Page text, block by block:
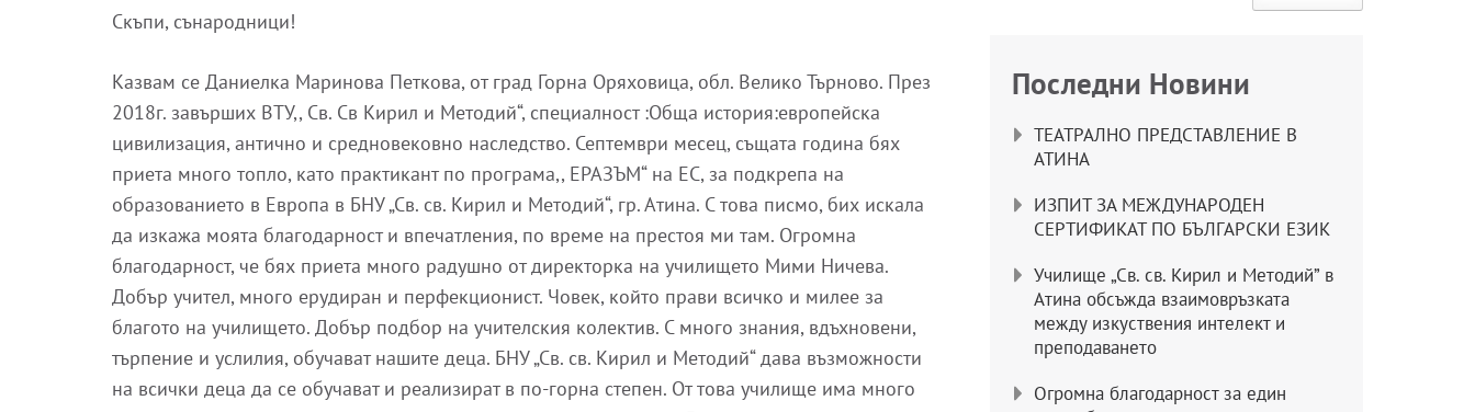
Скъпи, сънародници!
Казвам се Даниелка Маринова Петкова, от град Горна Оряховица, обл. Велико Търново. През
2018г. завърших ВТУ,, Св. Св Кирил и Методий“, специалност :Обща история:европейска
цивилизация, антично и средновековно наследство. Септември месец, същата година бях
приета много топло, като практикант по програма,, ЕРАЗЪМ“ на ЕС, за подкрепа на
образованието в Европа в БНУ „Св. св. Кирил и Методий“, гр. Атина. С това писмо, бих искала
да изкажа моята благодарност и впечатления, по време на престоя ми там. Огромна
благодарност, че бях приета много радушно от директорка на училището Мими Ничева.
Добър учител, много ерудиран и перфекционист. Човек, който прави всичко и милее за
благото на училището. Добър подбор на учителския колектив. С много знания, вдъхновени,
търпение и услилия, обучават нашите деца. БНУ „Св. св. Кирил и Методий“ дава възможности
на всички деца да се обучават и реализират в по-горна степен. От това училище има много
Последни Новини
ТЕАТРАЛНО ПРЕДСТАВЛЕНИЕ В
АТИНА
ИЗПИТ ЗА МЕЖДУНАРОДЕН
СЕРТИФИКАТ ПО БЪЛГАРСКИ ЕЗИК
Училище „Св. св. Кирил и Методий” в
Атина обсъжда взаимовръзката
между изкуствения интелект и
преподаването
Огромна благодарност за един